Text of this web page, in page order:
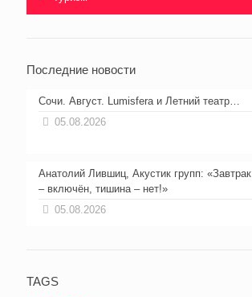
Последние новости
Сочи. Август. Lumisfera и Летний театр…
05.08.2026
Анатолий Лившиц, Акустик групп: «Завтрак
– включён, тишина – нет!»
05.08.2026
TAGS